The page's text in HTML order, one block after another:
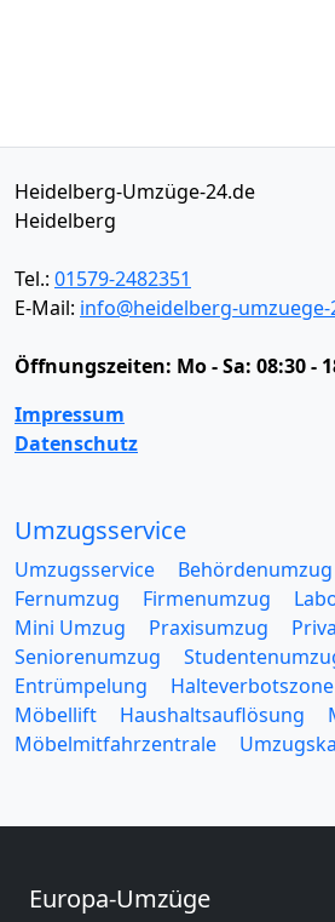
Heidelberg-Umzüge-24.de
Heidelberg
Tel.: 01579-2482351
E-Mail: info@heidelberg-umzuege-
Öffnungszeiten: Mo - Sa: 08:30 -
Impressum
Datenschutz
Umzugsservice
Umzugsservice Behördenumzug
Fernumzug
Firmenumzug
Mini Umzug
Praxisumzug
Seniorenumzug
Entrümpelung
Halteverbotszone
Möbellift
Haushaltsauflösung
Möbelmitfahrzentrale
Europa-Umzüge